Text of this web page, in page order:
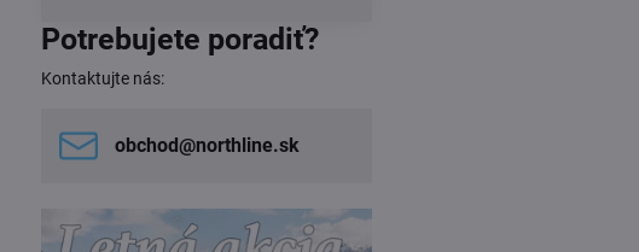
Potrebujete poradiť?
Kontaktujte nás:
obchod​@northline​.sk